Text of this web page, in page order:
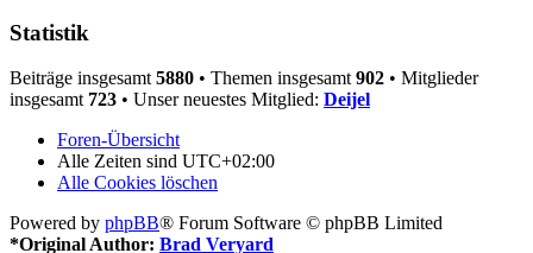
Statistik
Beiträge insgesamt 5880 • Themen insgesamt 902 • Mitglieder
insgesamt 723 • Unser neuestes Mitglied: Deijel
Foren-Übersicht
Alle Zeiten sind UTC+02:00
Alle Cookies löschen
Powered by phpBB® Forum Software © phpBB Limited
*Original Author: Brad Veryard